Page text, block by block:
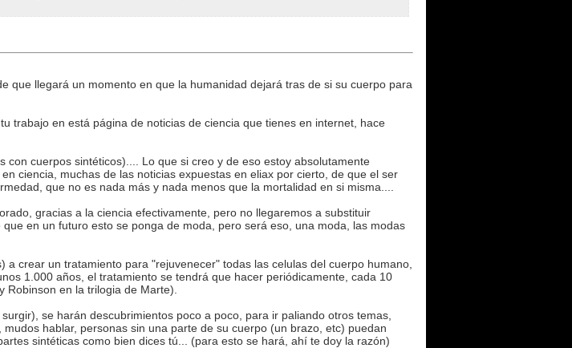
que llegará un momento en que la humanidad dejará tras de si su cuerpo para
trabajo en está página de noticias de ciencia que tienes en internet, hace
cuerpos sintéticos).... Lo que si creo y de eso estoy absolutamente
ciencia, muchas de las noticias expuestas en eliax por cierto, de que el ser
que no es nada más y nada menos que la mortalidad en si misma....
gracias a la ciencia efectivamente, pero no llegaremos a substituir
en un futuro esto se ponga de moda, pero será eso, una moda, las modas
crear un tratamiento para "rejuvenecer" todas las celulas del cuerpo humano,
1.000 años, el tratamiento se tendrá que hacer periódicamente, cada 10
Robinson en la trilogia de Marte).
se harán descubrimientos poco a poco, para ir paliando otros temas,
hablar, personas sin una parte de su cuerpo (un brazo, etc) puedan
sintéticas como bien dices tú... (para esto se hará, ahí te doy la razón)